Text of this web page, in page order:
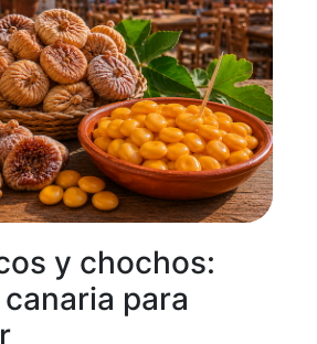
y chochos:
para